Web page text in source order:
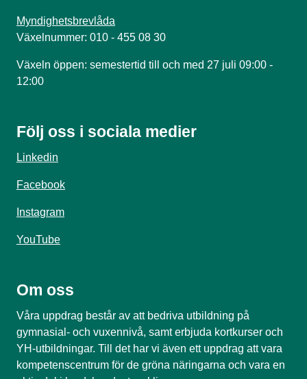
Myndighetsbrevlåda
Växelnummer: 010 - 455 08 30
Växeln öppen: semestertid till och med 27 juli 09:00 -
12:00
Följ oss i sociala medier
Linkedin
Facebook
Instagram
YouTube
Om oss
Våra uppdrag består av att bedriva utbildning på
gymnasial- och vuxennivå, samt erbjuda kortkurser och
YH-utbildningar. Till det har vi även ett uppdrag att vara
kompetenscentrum för de gröna näringarna och vara en